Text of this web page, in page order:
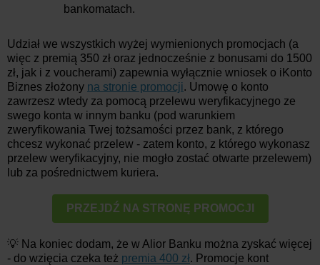
bankomatach.
Udział we wszystkich wyżej wymienionych promocjach (a
więc z premią 350 zł oraz jednocześnie z bonusami do 1500
zł, jak i z voucherami) zapewnia wyłącznie wniosek o iKonto
Biznes złożony na stronie promocji. Umowę o konto
zawrzesz wtedy za pomocą przelewu weryfikacyjnego ze
swego konta w innym banku (pod warunkiem
zweryfikowania Twej tożsamości przez bank, z którego
chcesz wykonać przelew - zatem konto, z którego wykonasz
przelew weryfikacyjny, nie mogło zostać otwarte przelewem)
lub za pośrednictwem kuriera.
PRZEJDŹ NA STRONĘ PROMOCJI
💡 Na koniec dodam, że w Alior Banku można zyskać więcej
- do wzięcia czeka też premia 400 zł . Promocje kont